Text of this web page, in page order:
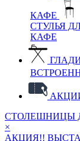
КАФЕ
СТУЛЬЯ
КАФЕ
СТОЛЕШНИЦЫ
×
АКЦИЯ!!